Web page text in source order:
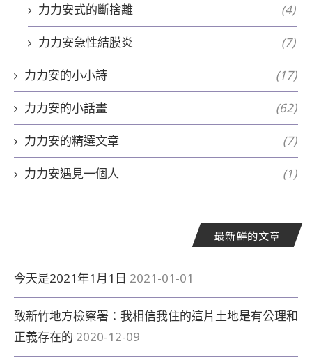
力力安式的斷捨離 (4)
力力安急性結膜炎 (7)
力力安的小小詩 (17)
力力安的小話畫 (62)
力力安的精選文章 (7)
力力安遇見一個人 (1)
最新鮮的文章
今天是2021年1月1日 2021-01-01
致新竹地方檢察署：我相信我住的這片土地是有公理和
正義存在的 2020-12-09